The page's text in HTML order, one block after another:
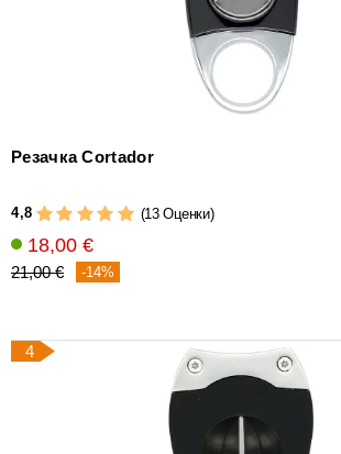
Резачка Cortador
4,8 (13 Оценки)
18,00 €
21,00 € -14%
4